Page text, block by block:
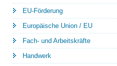
EU-Förderung
Europäische Union / EU
Fach- und Arbeitskräfte
Handwerk